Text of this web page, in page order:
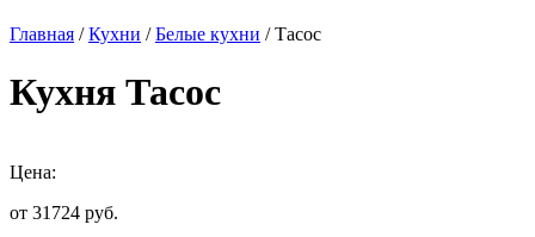
Главная /Кухни /Белые кухни / Тасос
Кухня Тасос
Цена:
от 31724 руб.